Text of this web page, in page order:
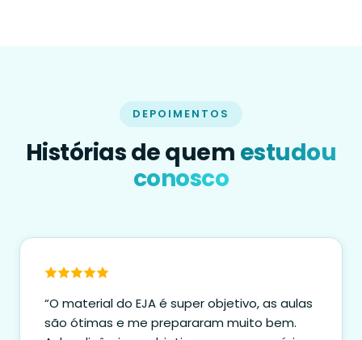
DEPOIMENTOS
Histórias de quem estudou
conosco
“O material do EJA é super objetivo, as aulas
são ótimas e me prepararam muito bem.